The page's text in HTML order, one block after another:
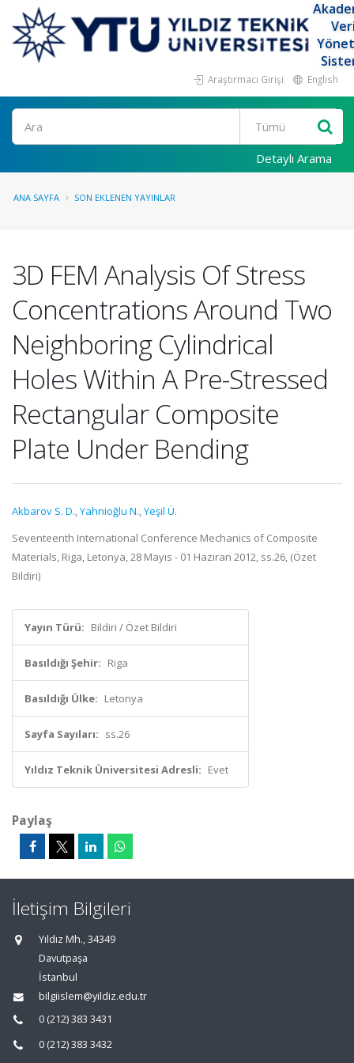
Araştırmacı Girişi English
Ara
Detaylı Arama
ANA SAYFA SON EKLENEN YAYINLAR
3D FEM Analysis Of Stress
Concentrations Around Two
Neighboring Cylindrical
Holes Within A Pre-Stressed
Rectangular Composite
Plate Under Bending
Akbarov S. D.,Yahnioğlu N.,Yeşil Ü.
Seventeenth International Conference Mechanics of Composite
Materials, Riga, Letonya, 28 Mayıs - 01 Haziran 2012, ss.26, (Özet
Bildiri)
Yayın Türü: Bildiri / Özet Bildiri
Basıldığı Şehir: Riga
Basıldığı Ülke: Letonya
Sayfa Sayıları: ss.26
Yıldız Teknik Üniversitesi Adresli: Evet
Paylaş
İletişim Bilgileri
Yıldız Mh., 34349
Davutpaşa
İstanbul
bilgiislem@yildiz.edu.tr
0 (212) 383 3431
0 (212) 383 3432